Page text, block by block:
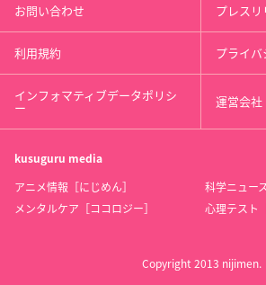
お問い合わせ プレス
利用規約 プライ
インフォマティブデータポリシ
ー 運営会社
kusuguru media
アニメ情報［にじめん］
科学ニュー
メンタルケア［ココロジー］
心理テスト
Copyright 2013 nijimen.